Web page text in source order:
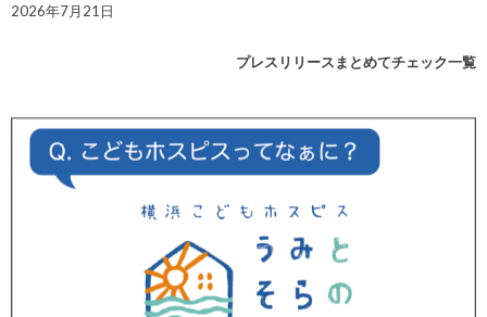
2026年7月21日
プレスリリースまとめてチェック一覧